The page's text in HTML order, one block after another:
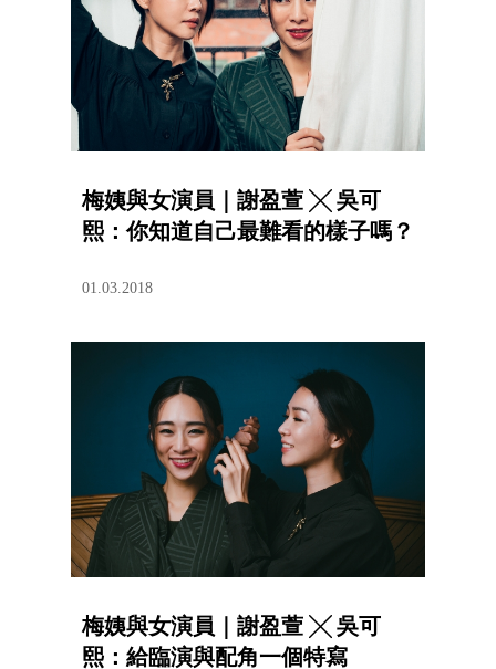
梅姨與女演員｜謝盈萱 ╳ 吳可
熙：你知道自己最難看的樣子嗎？
01.03.2018
梅姨與女演員｜謝盈萱 ╳ 吳可
熙：給臨演與配角一個特寫